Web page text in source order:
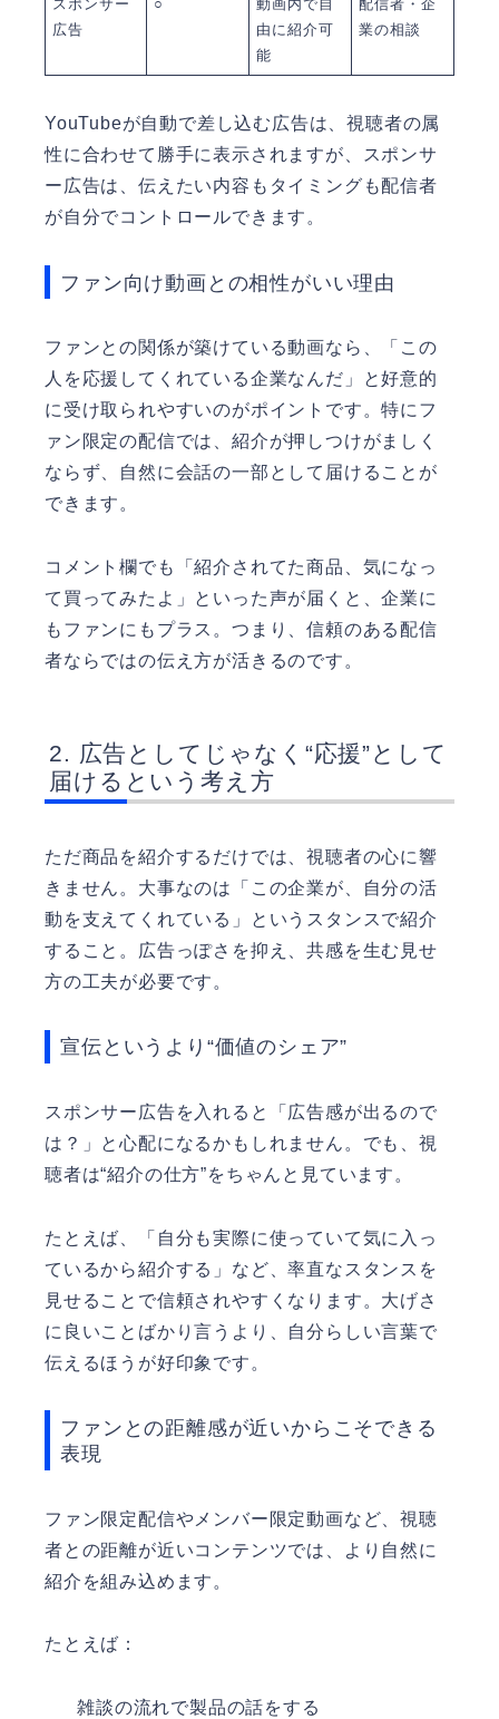
スポンサー
広告
○
動画内で自
由に紹介可
能
配信者・企
業の相談
YouTubeが自動で差し込む広告は、視聴者の属
性に合わせて勝手に表示されますが、スポンサ
ー広告は、伝えたい内容もタイミングも配信者
が自分でコントロールできます。
ファン向け動画との相性がいい理由
ファンとの関係が築けている動画なら、「この
人を応援してくれている企業なんだ」と好意的
に受け取られやすいのがポイントです。特にフ
ァン限定の配信では、紹介が押しつけがましく
ならず、自然に会話の一部として届けることが
できます。
コメント欄でも「紹介されてた商品、気になっ
て買ってみたよ」といった声が届くと、企業に
もファンにもプラス。つまり、信頼のある配信
者ならではの伝え方が活きるのです。
広告としてじゃなく“応援”として
届けるという考え方
ただ商品を紹介するだけでは、視聴者の心に響
きません。大事なのは「この企業が、自分の活
動を支えてくれている」というスタンスで紹介
すること。広告っぽさを抑え、共感を生む見せ
方の工夫が必要です。
宣伝というより“価値のシェア”
スポンサー広告を入れると「広告感が出るので
は？」と心配になるかもしれません。でも、視
聴者は“紹介の仕方”をちゃんと見ています。
たとえば、「自分も実際に使っていて気に入っ
ているから紹介する」など、率直なスタンスを
見せることで信頼されやすくなります。大げさ
に良いことばかり言うより、自分らしい言葉で
伝えるほうが好印象です。
ファンとの距離感が近いからこそできる
表現
ファン限定配信やメンバー限定動画など、視聴
者との距離が近いコンテンツでは、より自然に
紹介を組み込めます。
たとえば：
雑談の流れで製品の話をする